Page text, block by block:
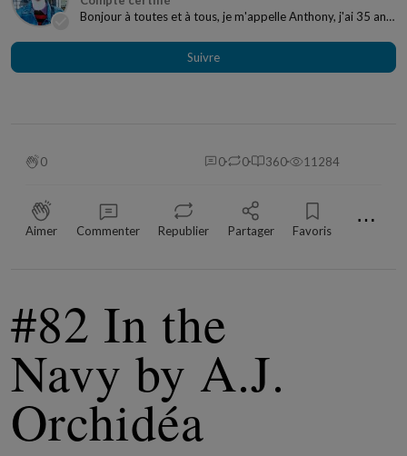
Bonjour à toutes et à tous, je m'appelle Anthony, j'ai 35 ans
Suivre
0 0 0 360 11284
Aimer Commenter Republier Partager Favoris ⋯
#82 In the
Navy by A.J.
Orchidéa